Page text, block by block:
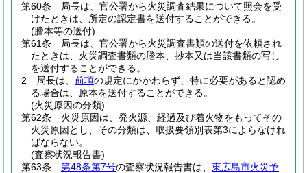
第60条
局長は、官公署から火災調査結果について照会を受
けたときは、所定の認定書を送付することができる。
(謄本等の送付)
第61条
局長は、官公署から火災調査書類の送付を依頼され
たときは、火災調査書類の謄本、抄本又は当該書類の写し
を送付することができる。
2
局長は、 前項の規定にかかわらず、特に必要があると認め
る場合は、原本を送付することができる。
(火災原因の分類)
第62条
火災原因は、発火源、経過及び着火物をもってその
火災原因とし、その分類は、取扱要領別表第3によらなけれ
ばならない。
(査察状況報告書)
第63条
第48条第7号の査察状況報告書は、 東広島市火災予